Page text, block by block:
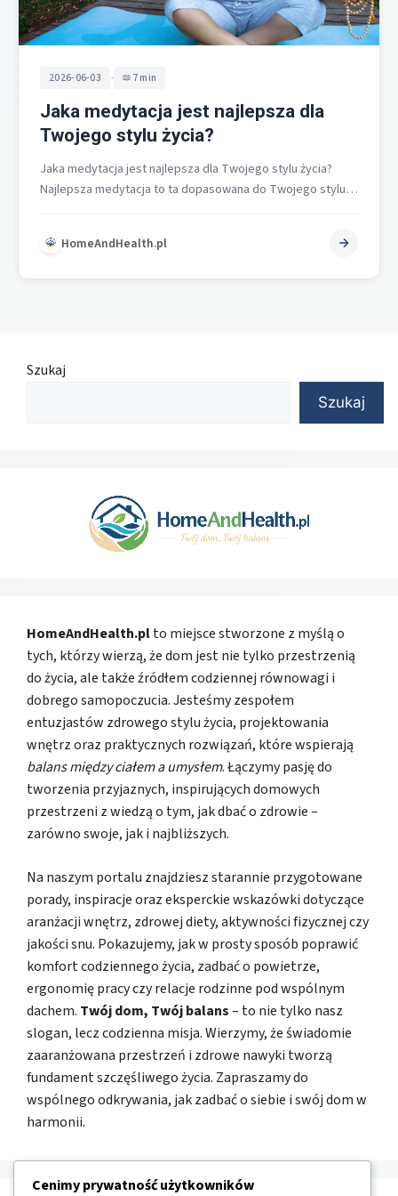
2026-06-03 • 7 min
Jaka medytacja jest najlepsza dla
Twojego stylu życia?
Jaka medytacja jest najlepsza dla Twojego stylu życia?
Najlepsza medytacja to ta dopasowana do Twojego stylu
HomeAndHealth.pl
Szukaj
Szukaj
HomeAndHealth.plto miejsce stworzone z myślą o
tych, którzy wierzą, że dom jest nie tylko przestrzenią
do życia, ale także źródłem codziennej równowagi i
dobrego samopoczucia. Jesteśmy zespołem
entuzjastów zdrowego stylu życia, projektowania
wnętrz oraz praktycznych rozwiązań, które wspierają
balans między ciałem a umysłem. Łączymy pasję do
tworzenia przyjaznych, inspirujących domowych
przestrzeni z wiedzą o tym, jak dbać o zdrowie –
zarówno swoje, jak i najbliższych.
Na naszym portalu znajdziesz starannie przygotowane
porady, inspiracje oraz eksperckie wskazówki dotyczące
aranżacji wnętrz, zdrowej diety, aktywności fizycznej czy
jakości snu. Pokazujemy, jak w prosty sposób poprawić
komfort codziennego życia, zadbać o powietrze,
ergonomię pracy czy relacje rodzinne pod wspólnym
dachem. Twój dom, Twój balans– to nie tylko nasz
slogan, lecz codzienna misja. Wierzymy, że świadomie
zaaranżowana przestrzeń i zdrowe nawyki tworzą
fundament szczęśliwego życia. Zapraszamy do
wspólnego odkrywania, jak zadbać o siebie i swój dom w
harmonii.
Cenimy prywatność użytkowników